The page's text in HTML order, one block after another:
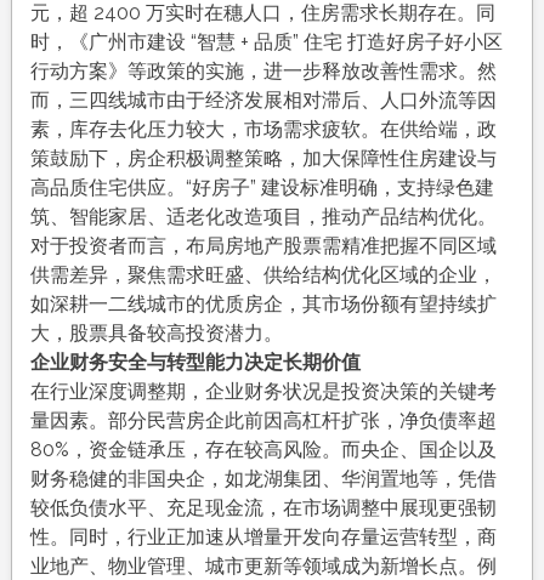
元，超 2400 万实时在穗人口，住房需求长期存在。同
时，《广州市建设 “智慧 + 品质” 住宅 打造好房子好小区
行动方案》等政策的实施，进一步释放改善性需求。然
而，三四线城市由于经济发展相对滞后、人口外流等因
素，库存去化压力较大，市场需求疲软。在供给端，政
策鼓励下，房企积极调整策略，加大保障性住房建设与
高品质住宅供应。“好房子” 建设标准明确，支持绿色建
筑、智能家居、适老化改造项目，推动产品结构优化。
对于投资者而言，布局房地产股票需精准把握不同区域
供需差异，聚焦需求旺盛、供给结构优化区域的企业，
如深耕一二线城市的优质房企，其市场份额有望持续扩
大，股票具备较高投资潜力。
企业财务安全与转型能力决定长期价值
在行业深度调整期，企业财务状况是投资决策的关键考
量因素。部分民营房企此前因高杠杆扩张，净负债率超
80%，资金链承压，存在较高风险。而央企、国企以及
财务稳健的非国央企，如龙湖集团、华润置地等，凭借
较低负债水平、充足现金流，在市场调整中展现更强韧
性。同时，行业正加速从增量开发向存量运营转型，商
业地产、物业管理、城市更新等领域成为新增长点。例